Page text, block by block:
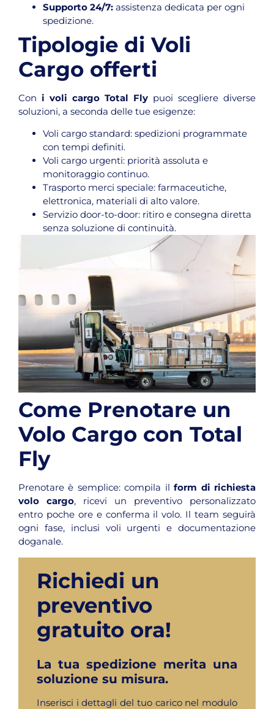
Supporto 24/7: assistenza dedicata per ogni
spedizione.
Tipologie di Voli
Cargo offerti
Con i voli cargo Total Fly puoi scegliere diverse
soluzioni, a seconda delle tue esigenze:
Voli cargo standard: spedizioni programmate
con tempi definiti.
Voli cargo urgenti: priorità assoluta e
monitoraggio continuo.
Trasporto merci speciale: farmaceutiche,
elettronica, materiali di alto valore.
Servizio door-to-door: ritiro e consegna diretta
senza soluzione di continuità.
Come Prenotare un
Volo Cargo con Total
Fly
Prenotare è semplice: compila ilform di richiesta
volo cargo, ricevi un preventivo personalizzato
entro poche ore e conferma il volo. Il team seguirà
ogni fase, inclusi voli urgenti e documentazione
doganale.
Richiedi un
preventivo
gratuito ora!
La tua spedizione merita una
soluzione su misura.
Inserisci i dettagli del tuo carico nel modulo